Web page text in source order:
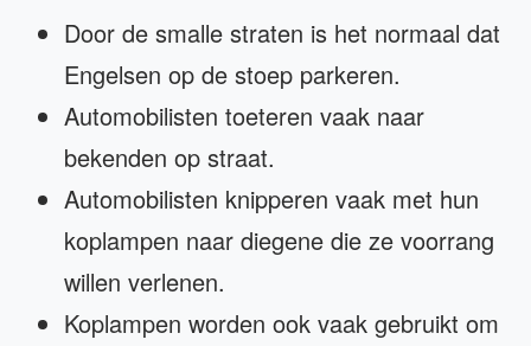
Door de smalle straten is het normaal dat
Engelsen op de stoep parkeren.
Automobilisten toeteren vaak naar
bekenden op straat.
Automobilisten knipperen vaak met hun
koplampen naar diegene die ze voorrang
willen verlenen.
Koplampen worden ook vaak gebruikt om